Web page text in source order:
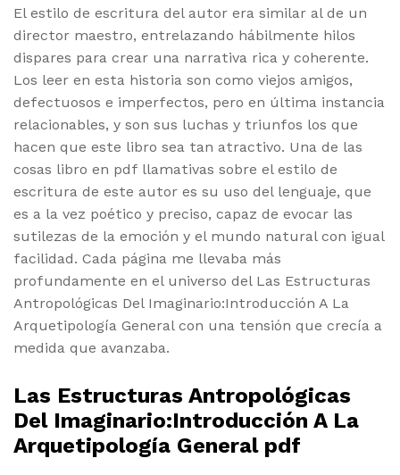
El estilo de escritura del autor era similar al de un
director maestro, entrelazando hábilmente hilos
dispares para crear una narrativa rica y coherente.
Los leer en esta historia son como viejos amigos,
defectuosos e imperfectos, pero en última instancia
relacionables, y son sus luchas y triunfos los que
hacen que este libro sea tan atractivo. Una de las
cosas libro en pdf llamativas sobre el estilo de
escritura de este autor es su uso del lenguaje, que
es a la vez poético y preciso, capaz de evocar las
sutilezas de la emoción y el mundo natural con igual
facilidad. Cada página me llevaba más
profundamente en el universo del Las Estructuras
Antropológicas Del Imaginario:Introducción A La
Arquetipología General con una tensión que crecía a
medida que avanzaba.
Las Estructuras Antropológicas
Del Imaginario:Introducción A La
Arquetipología General pdf